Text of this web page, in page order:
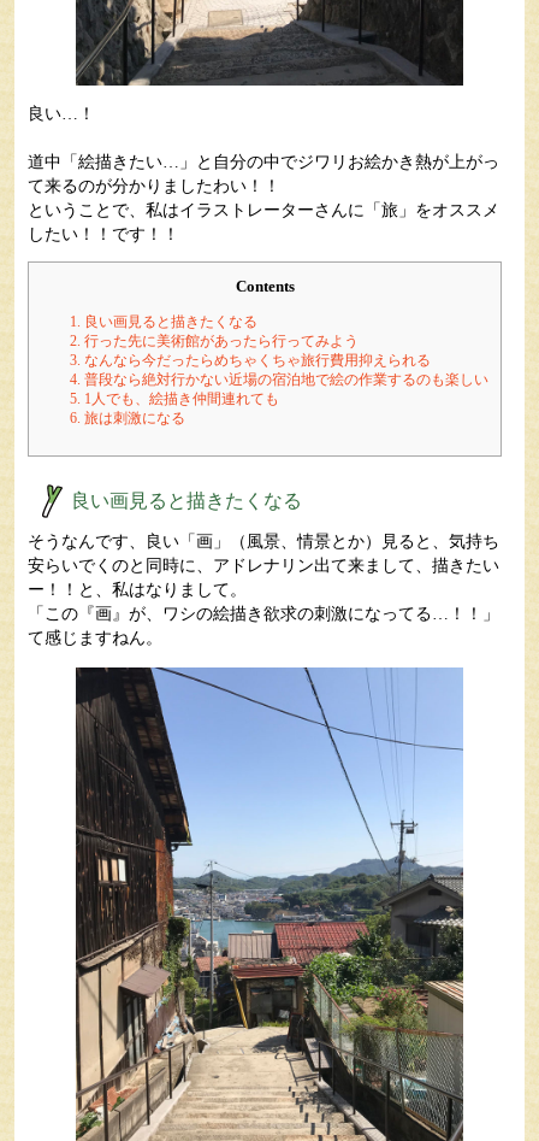
良い…！
道中「絵描きたい…」と自分の中でジワリお絵かき熱が上がっ
て来るのが分かりましたわい！！
ということで、私はイラストレーターさんに「旅」をオススメ
したい！！です！！
Contents
1. 良い画見ると描きたくなる
2. 行った先に美術館があったら行ってみよう
3. なんなら今だったらめちゃくちゃ旅行費用抑えられる
4. 普段なら絶対行かない近場の宿泊地で絵の作業するのも楽しい
5. 1人でも、絵描き仲間連れても
6. 旅は刺激になる
良い画見ると描きたくなる
そうなんです、良い「画」（風景、情景とか）見ると、気持ち
安らいでくのと同時に、アドレナリン出て来まして、描きたい
ー！！と、私はなりまして。
「この『画』が、ワシの絵描き欲求の刺激になってる…！！」
て感じますねん。